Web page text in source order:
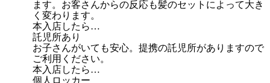
ます。お客さんからの反応も髪のセットによって大き
く変わります。
本入店したら…
託児所あり
お子さんがいても安心。提携の託児所がありますので
ご利用ください。
本入店したら…
個人ロッカー